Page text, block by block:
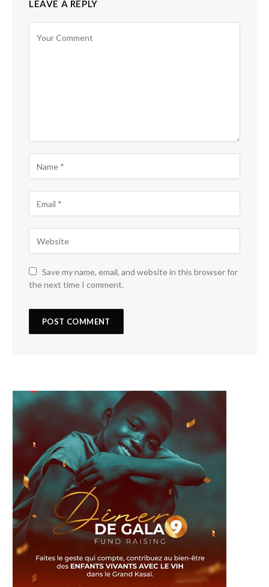
LEAVE A REPLY
Save my name, email, and website in this browser for
the next time I comment.